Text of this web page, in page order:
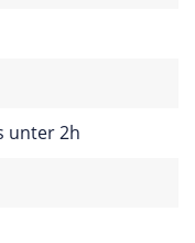
unter 2h